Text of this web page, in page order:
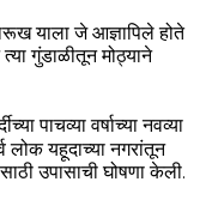
याला जे आज्ञापिले होते
गुंडाळीतून मोठ्याने
पाचव्या वर्षाच्या नवव्या
लोक यहूदाच्या नगरांतून
उपासाची घोषणा केली.